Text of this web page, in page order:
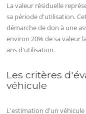
La valeur résiduelle
sa période d'utilisation.
démarche de don à une
environ 20% de sa valeur
ans d'utilisation.
Les critères
véhicule
L'estimation d'un